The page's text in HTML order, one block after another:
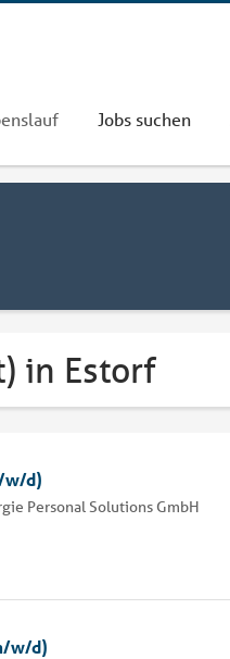
Jobs suchen
in Estorf
w/d)
Personal Solutions GmbH
w/d)